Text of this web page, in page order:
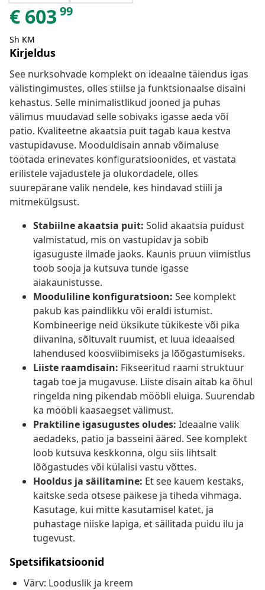
€ 603 99
Sh KM
Kirjeldus
See nurksohvade komplekt on ideaalne täiendus igas
välistingimustes, olles stiilse ja funktsionaalse disaini
kehastus. Selle minimalistlikud jooned ja puhas
välimus muudavad selle sobivaks igasse aeda või
patio. Kvaliteetne akaatsia puit tagab kaua kestva
vastupidavuse. Mooduldisain annab võimaluse
töötada erinevates konfiguratsioonides, et vastata
erilistele vajadustele ja olukordadele, olles
suurepärane valik nendele, kes hindavad stiili ja
mitmekülgsust.
Stabiilne akaatsia puit: Solid akaatsia puidust
valmistatud, mis on vastupidav ja sobib
igasuguste ilmade jaoks. Kaunis pruun viimistlus
toob sooja ja kutsuva tunde igasse
aiakaunistusse.
Mooduliline konfiguratsioon: See komplekt
pakub kas paindlikku või eraldi istumist.
Kombineerige neid üksikute tükikeste või pika
diivanina, sõltuvalt ruumist, et luua ideaalsed
lahendused koosviibimiseks ja lõõgastumiseks.
Liiste raamdisain: Fikseeritud raami struktuur
tagab toe ja mugavuse. Liiste disain aitab ka õhul
ringelda ning pikendab mööbli eluiga. Suurendab
ka mööbli kaasaegset välimust.
Praktiline igasugustes oludes: Ideaalne valik
aedadeks, patio ja basseini ääred. See komplekt
loob kutsuva keskkonna, olgu siis lihtsalt
lõõgastudes või külalisi vastu võttes.
Hooldus ja säilitamine: Et see kauem kestaks,
kaitske seda otsese päikese ja tiheda vihmaga.
Kasutage, kui mitte kasutamisel katet, ja
puhastage niiske lapiga, et säilitada puidu ilu ja
tugevust.
Spetsifikatsioonid
Värv: Looduslik ja kreem